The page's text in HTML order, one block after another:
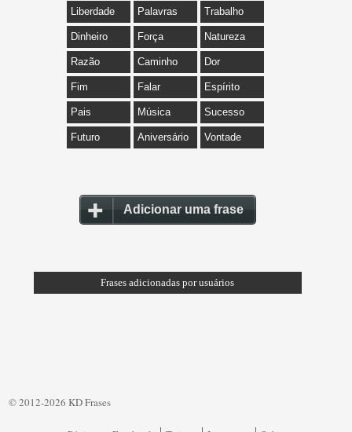
Liberdade Palavras Trabalho
Dinheiro Força Natureza
Razão Caminho Dor
Fim Falar Espírito
Pais Música Sucesso
Futuro Aniversário Vontade
Adicionar uma frase
Frases adicionadas por usuários
© 2012-2026 KD Frases